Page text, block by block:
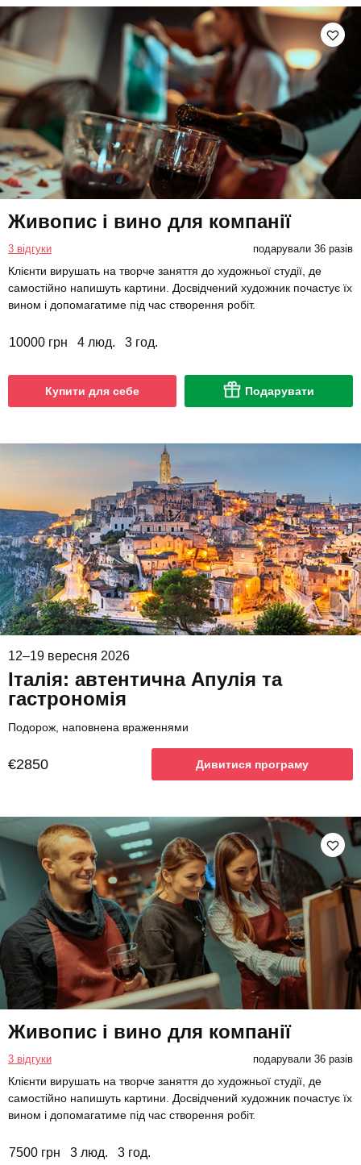
Живопис і вино для компанії
3 відгуки подарували 36 разів
Клієнти вирушать на творче заняття до художньої студії, де
самостійно напишуть картини. Досвідчений художник почастує їх
вином і допомагатиме під час створення робіт.
10000 грн 4 люд. 3 год.
Купити для себе Подарувати
12–19 вересня 2026
Італія: автентична Апулія та
гастрономія
Подорож, наповнена враженнями
€2850 Дивитися програму
Живопис і вино для компанії
3 відгуки подарували 36 разів
Клієнти вирушать на творче заняття до художньої студії, де
самостійно напишуть картини. Досвідчений художник почастує їх
вином і допомагатиме під час створення робіт.
7500 грн 3 люд. 3 год.